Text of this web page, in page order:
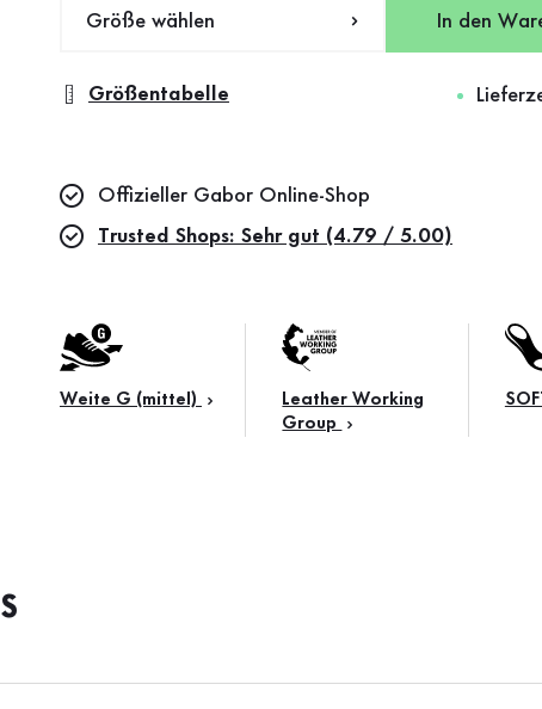
Größe wählen In den
Größentabelle
Offizieller Gabor Online-Shop
Trusted Shops: Sehr gut (4.79 / 5.00)
Weite G (mittel)
Leather Working
Group